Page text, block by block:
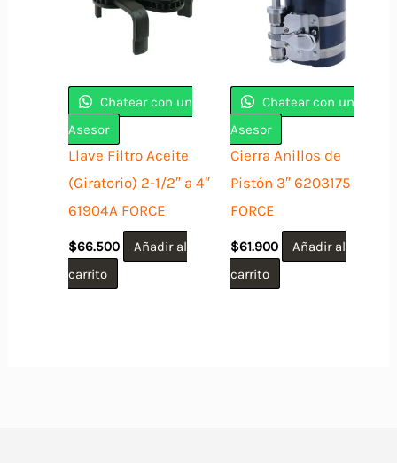
Chatear con un
Asesor
Llave Filtro Aceite
(Giratorio) 2-1/2″ a 4″
61904A FORCE
$66.500
Añadir al
carrito
Chatear con un
Asesor
Cierra Anillos de
Pistón 3″ 6203175
FORCE
$61.900
Añadir al
carrito